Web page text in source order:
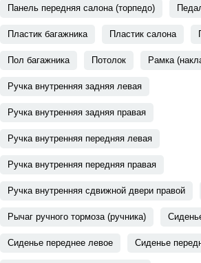
Панель передняя салона (торпедо)
Пластик багажника Пластик салона
Пол багажника Потолок Рамка
Ручка внутренняя задняя левая
Ручка внутренняя задняя правая
Ручка внутренняя передняя левая
Ручка внутренняя передняя правая
Ручка внутренняя сдвижной двери правой
Рычаг ручного тормоза (ручника)
Сиденье переднее левое Сиденье